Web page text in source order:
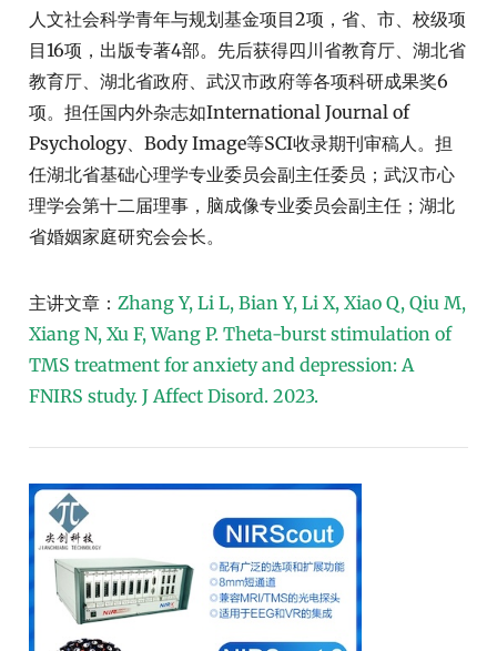
人文社会科学青年与规划基金项目2项，省、市、校级项
目16项，出版专著4部。先后获得四川省教育厅、湖北省
教育厅、湖北省政府、武汉市政府等各项科研成果奖6
项。担任国内外杂志如International Journal of
Psychology、Body Image等SCI收录期刊审稿人。担
任湖北省基础心理学专业委员会副主任委员；武汉市心
理学会第十二届理事，脑成像专业委员会副主任；湖北
省婚姻家庭研究会会长。
主讲文章：Zhang Y, Li L, Bian Y, Li X, Xiao Q, Qiu M,
Xiang N, Xu F, Wang P. Theta-burst stimulation of
TMS treatment for anxiety and depression: A
FNIRS study. J Affect Disord. 2023.